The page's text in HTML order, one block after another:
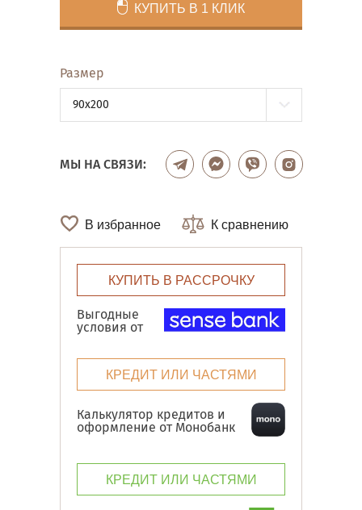
КУПИТЬ В 1 КЛИК
Размер
90x200
МЫ НА СВЯЗИ:
В избранное К сравнению
КУПИТЬ В РАССРОЧКУ
Выгодные
условия от
КРЕДИТ ИЛИ ЧАСТЯМИ
Калькулятор кредитов и
оформление от Монобанк
КРЕДИТ ИЛИ ЧАСТЯМИ